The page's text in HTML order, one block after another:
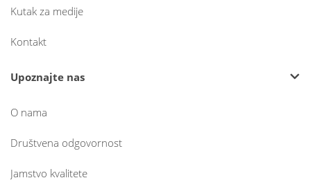
Kutak za medije
Kontakt
Upoznajte nas
O nama
Društvena odgovornost
Jamstvo kvalitete